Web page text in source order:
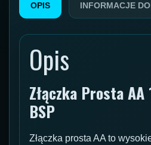
OPIS INFORMACJE
Opis
Złączka Prosta
BSP
Złączka prosta AA to